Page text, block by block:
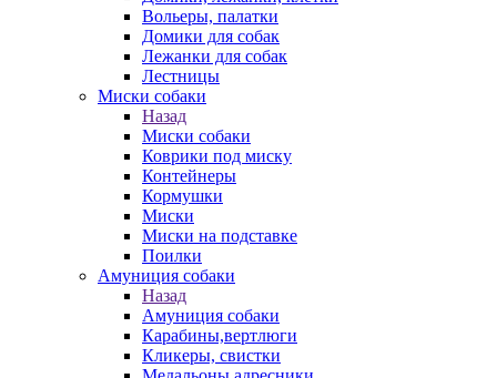
Вольеры, палатки
Домики для собак
Лежанки для собак
Лестницы
Миски собаки
Назад
Миски собаки
Коврики под миску
Контейнеры
Кормушки
Миски
Миски на подставке
Поилки
Амуниция собаки
Назад
Амуниция собаки
Карабины,вертлюги
Кликеры, свистки